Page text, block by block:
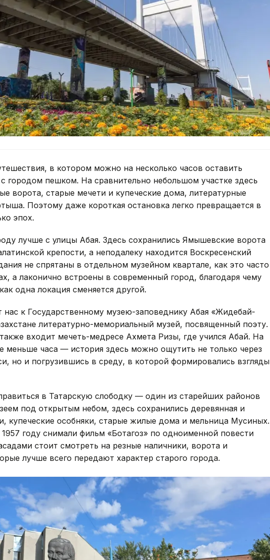
в котором можно на несколько часов оставить
городом пешком. На сравнительно небольшом участке здесь
ворота, старые мечети и купеческие дома, литературные
Поэтому даже короткая остановка легко превращается в
эпох.
лучше с улицы Абая. Здесь сохранились Ямышевские ворота
крепости, а неподалеку находится Воскресенский
не спрятаны в отдельном музейном квартале, как это часто
а лаконично встроены в современный город, благодаря чему
одна локация сменяется другой.
к Государственному музею-заповеднику Абая «Жидебай-
литературно-мемориальный музей, посвященный поэту.
входит мечеть-медресе Ахмета Ризы, где учился Абай. На
меньше часа — история здесь можно ощутить не только через
но и погрузившись в среду, в которой формировались взгляды
в Татарскую слободку — один из старейших районов
под открытым небом, здесь сохранились деревянная и
купеческие особняки, старые жилые дома и мельница Мусиных.
году снимали фильм «Ботагоз» по одноименной повести
стоит смотреть на резные наличники, ворота и
лучше всего передают характер старого города.